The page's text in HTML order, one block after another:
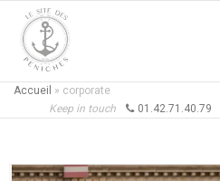
Accueil » corporate
Keep in touch
01.42.71.40.79